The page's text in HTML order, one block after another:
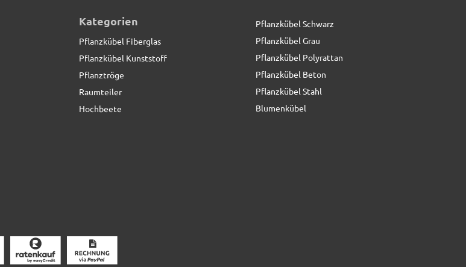
Kategorien
Pflanzkübel Fiberglas
Pflanzkübel Kunststoff
Pflanztröge
Raumteiler
Hochbeete
Pflanzkübel Schwarz
Pflanzkübel Grau
Pflanzkübel Polyrattan
Pflanzkübel Beton
Pflanzkübel Stahl
Blumenkübel